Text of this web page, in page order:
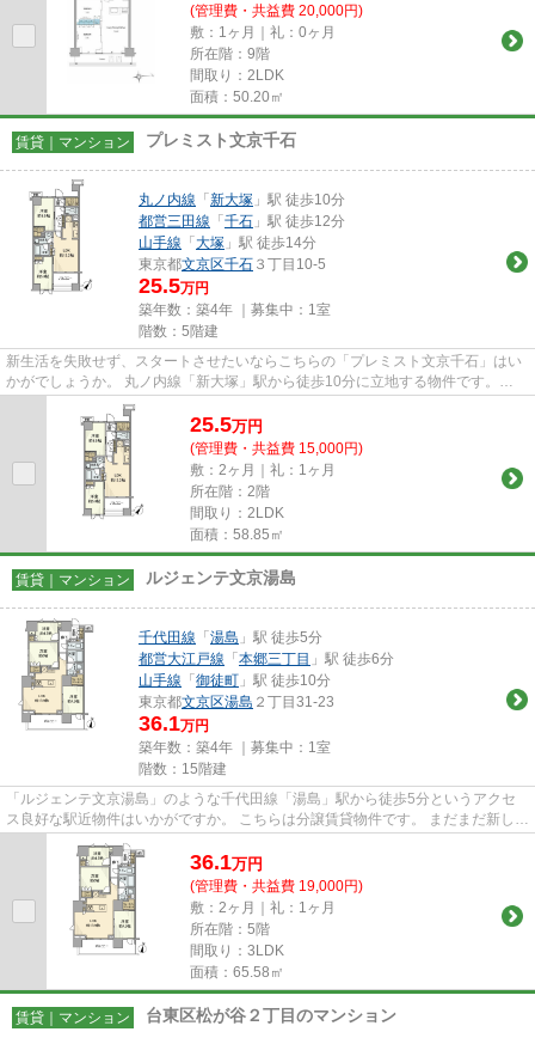
(管理費・共益費 20,000円)
敷：1ヶ月｜礼：0ヶ月
所在階：9階
間取り：2LDK
面積：50.20㎡
賃貸｜マンション プレミスト文京千石
丸ノ内線 「 新大塚 」駅 徒歩10分
都営三田線 「 千石 」駅 徒歩12分
山手線 「 大塚 」駅 徒歩14分
東京都文京区千石 ３丁目10-5
25.5万円
築年数：築4年 ｜募集中： 1室
階数：5階建
新生活を失敗せず、スタートさせたいならこちらの「プレミスト文京千石」はい
かがでしょうか。 丸ノ内線「新大塚」駅から徒歩10分に立地する物件です。
2021年築の分譲賃貸物件です。...
25.5万円
(管理費・共益費 15,000円)
敷：2ヶ月｜礼：1ヶ月
所在階：2階
間取り：2LDK
面積：58.85㎡
賃貸｜マンション ルジェンテ文京湯島
千代田線 「 湯島 」駅 徒歩5分
都営大江戸線 「 本郷三丁目 」駅 徒歩6分
山手線 「 御徒町 」駅 徒歩10分
東京都文京区湯島 ２丁目31-23
36.1万円
築年数：築4年 ｜募集中： 1室
階数：15階建
「ルジェンテ文京湯島」のような千代田線「湯島」駅から徒歩5分というアクセ
ス良好な駅近物件はいかがですか。 こちらは分譲賃貸物件です。 まだまだ新しい
築4年のお部屋です。 地上1...
36.1万円
(管理費・共益費 19,000円)
敷：2ヶ月｜礼：1ヶ月
所在階：5階
間取り：3LDK
面積：65.58㎡
賃貸｜マンション 台東区松が谷２丁目のマンション